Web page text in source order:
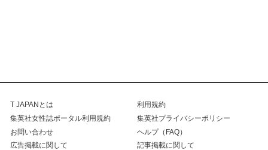
T JAPANとは
利用規約
集英社女性誌ポータル利用規約
集英社プライバシーポリシー
お問い合わせ
ヘルプ（FAQ）
広告掲載に関して
記事掲載に関して